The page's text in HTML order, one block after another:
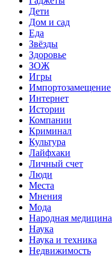
Дети
Дом и сад
Еда
Звёзды
Здоровье
ЗОЖ
Игры
Импортозамещение
Интернет
Истории
Компании
Криминал
Культура
Лайфхаки
Личный счет
Люди
Места
Мнения
Мода
Народная медицина
Наука
Наука и техника
Недвижимость